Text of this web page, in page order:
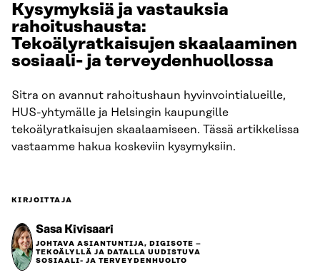
Kysymyksiä ja vastauksia
rahoitushausta:
Tekoälyratkaisujen skaalaaminen
sosiaali- ja terveydenhuollossa
Sitra on avannut rahoitushaun hyvinvointialueille,
HUS-yhtymälle ja Helsingin kaupungille
tekoälyratkaisujen skaalaamiseen. Tässä artikkelissa
vastaamme hakua koskeviin kysymyksiin.
KIRJOITTAJA
Sasa Kivisaari
JOHTAVA ASIANTUNTIJA, DIGISOTE –
TEKOÄLYLLÄ JA DATALLA UUDISTUVA
SOSIAALI- JA TERVEYDENHUOLTO